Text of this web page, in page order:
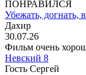
ПОНРАВИЛСЯ
Убежать, догнать,
Дахир
30.07.26
Фильм очень
Невский 8
Гость Сергей